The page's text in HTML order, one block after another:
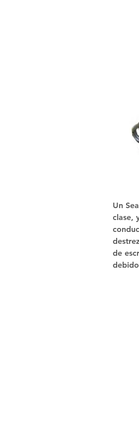
Un
clase,
de